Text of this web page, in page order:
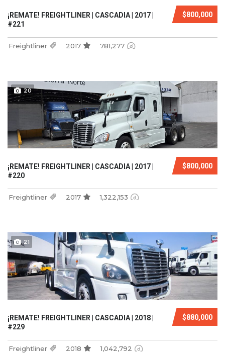
$800,000
¡REMATE! FREIGHTLINER | CASCADIA | 2017 |
#221
Freightliner 2017 781,277
20
$800,000
¡REMATE! FREIGHTLINER | CASCADIA | 2017 |
#220
Freightliner 2017 1,322,153
21
$880,000
¡REMATE! FREIGHTLINER | CASCADIA | 2018 |
#229
Freightliner 2018 1,042,792